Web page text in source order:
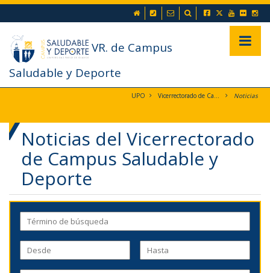
???label.access.jump.content???
???label.access.jump.header???
???label.access.jump.footer???
???label.access.jump.menu???
inicio +34 954 34 92 32
Enviar EmailBuscador
VR. de Campus
Saludable y Deporte
UPO Vicerrectorado de Campus Saludable y Deporte Noticias
Noticias del Vicerrectorado
de Campus Saludable y
Deporte